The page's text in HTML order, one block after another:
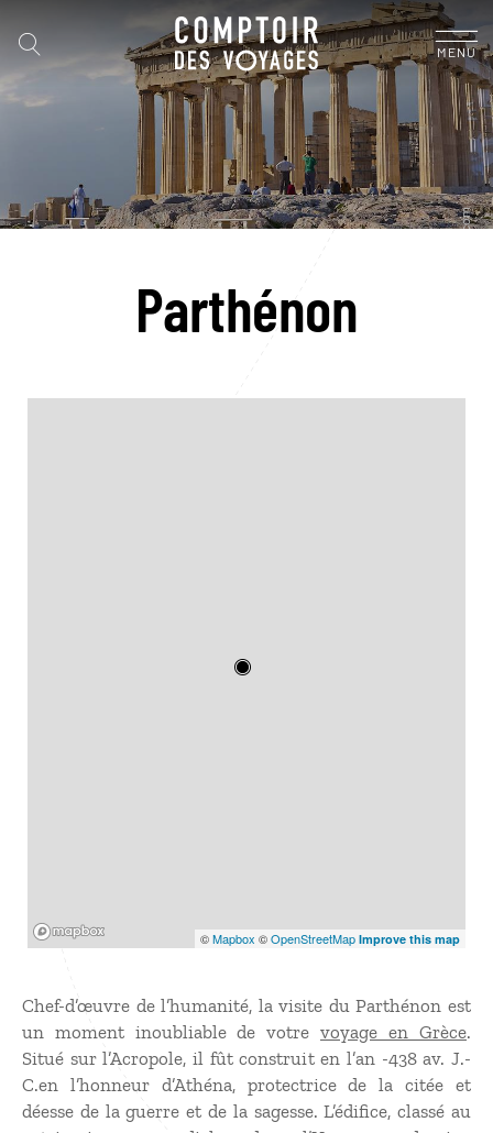
MENU
Parthénon
©Mapbox ©OpenStreetMap Improve this map
Chef-d’œuvre de l’humanité, la visite du Parthénon est
un moment inoubliable de votre voyage en Grèce.
Situé sur l’Acropole, il fût construit en l’an -438 av. J.-
C.en l’honneur d’Athéna, protectrice de la citée et
déesse de la guerre et de la sagesse. L’édifice, classé au